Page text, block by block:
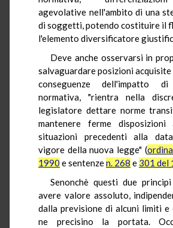
agevolative nell'ambito di una
di soggetti, potendo costituire il
l'elemento diversificatore
Deve anche osservarsi in
salvaguardare posizioni acquisite
conseguenze dell'impatto
normativa, "rientra nella
legislatore dettare norme
mantenere ferme disposizioni
situazioni precedenti alla
vigore della nuova legge" (
1990 e sentenzen. 268 e 301 del
Senonchè questi due
avere valore assoluto,
dalla previsione di alcuni limiti e
ne precisino la portata.